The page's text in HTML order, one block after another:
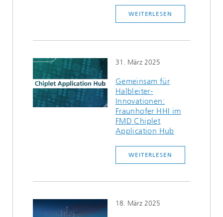
WEITERLESEN
31. März 2025
Gemeinsam für
Halbleiter-
Innovationen:
Fraunhofer HHI im
FMD Chiplet
Application Hub
WEITERLESEN
18. März 2025